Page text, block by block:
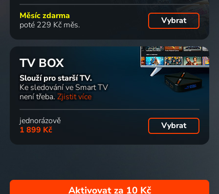
Měsíc zdarma
poté 229 Kč měs.
Vybrat
TV BOX
Slouží pro starší TV.
Ke sledování ve Smart TV
není třeba. Zjistit více
jednorázově
1 899 Kč
Vybrat
Aktivovat za 10 Kč